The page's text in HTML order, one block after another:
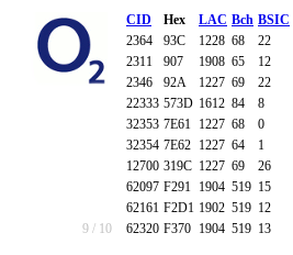
CID Hex LAC Bch BSIC
2364
93C 1228 68 22
2311
907 1908 65 12
2346
92A 1227 69 22
22333 573D 1612 84 8
32353 7E61 1227 68 0
32354 7E62 1227 64 1
12700 319C 1227 69 26
62097 F291 1904 519 15
62161 F2D1 1902 519 12
9 / 10
62320 F370 1904 519 13